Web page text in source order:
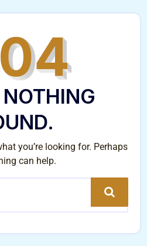
you’re looking for. Perhaps
can help.
Search